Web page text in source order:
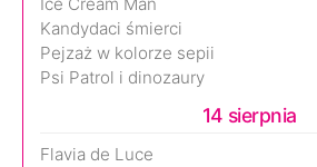
Kandydaci śmierci
Pejzaż w kolorze sepii
Psi Patrol i dinozaury
14 sierpnia
Flavia de Luce